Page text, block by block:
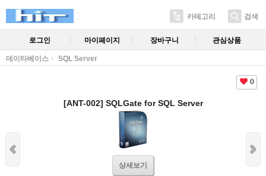
카테고리 검색
로그인 마이페이지 장바구니 관심상품
데이타베이스 SQL Server
0
[ANT-002] SQLGate for SQL Server
상세보기